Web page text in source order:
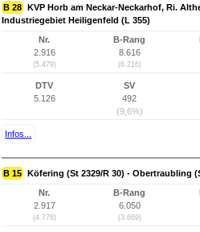
B 28 KVP Horb am Neckar-Neckarhof, Ri.
Industriegebiet Heiligenfeld (L 355)
Nr.
2.916
(5.479)
B-Rang
8.616
(6.216)
DTV
5.126
SV
492
(9,6%)
Infos...
B 15 Köfering (St 2329/R 30) - Obertraubling
Nr.
2.917
(4.778)
B-Rang
6.050
(3.669)